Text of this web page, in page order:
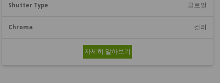
글로벌
컬러
자세히 알아보기